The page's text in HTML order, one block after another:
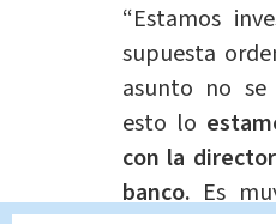
“Estamos
supuesta
asunto no se
esto lo
con la
banco. Es